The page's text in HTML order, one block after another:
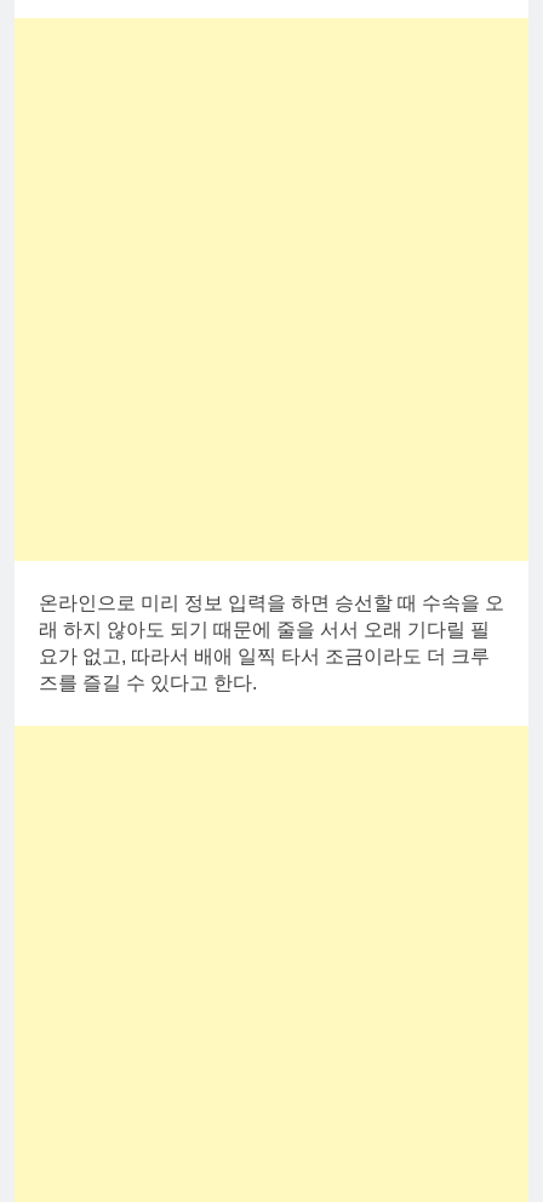
온라인으로 미리 정보 입력을 하면 승선할 때 수속을 오
래 하지 않아도 되기 때문에 줄을 서서 오래 기다릴 필
요가 없고, 따라서 배애 일찍 타서 조금이라도 더 크루
즈를 즐길 수 있다고 한다.